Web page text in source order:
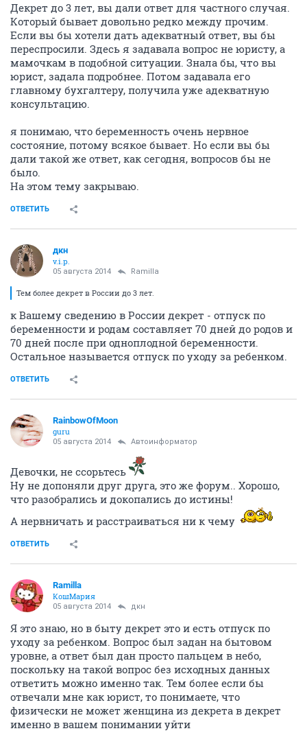
Декрет до 3 лет, вы дали ответ для частного случая.
Который бывает довольно редко между прочим.
Если вы бы хотели дать адекватный ответ, вы бы
переспросили. Здесь я задавала вопрос не юристу, а
мамочкам в подобной ситуации. Знала бы, что вы
юрист, задала подробнее. Потом задавала его
главному бухгалтеру, получила уже адекватную
консультацию.
я понимаю, что беременность очень нервное
состояние, потому всякое бывает. Но если вы бы
дали такой же ответ, как сегодня, вопросов бы не
было.
На этом тему закрываю.
ОТВЕТИТЬ
дкн
v.i.p.
05 августа 2014 Ramilla
Тем более декрет в России до 3 лет.
к Вашему сведению в России декрет - отпуск по
беременности и родам составляет 70 дней до родов и
70 дней после при одноплодной беременности.
Остальное называется отпуск по уходу за ребенком.
ОТВЕТИТЬ
RainbowOfMoon
guru
05 августа 2014 Автоинформатор
Девочки, не ссорьтесь
Ну не допоняли друг друга, это же форум.. Хорошо,
что разобрались и докопались до истины!
А нервничать и расстраиваться ни к чему
ОТВЕТИТЬ
Ramilla
КошМария
05 августа 2014 дкн
Я это знаю, но в быту декрет это и есть отпуск по
уходу за ребенком. Вопрос был задан на бытовом
уровне, а ответ был дан просто пальцем в небо,
поскольку на такой вопрос без исходных данных
ответить можно именно так. Тем более если бы
отвечали мне как юрист, то понимаете, что
физически не может женщина из декрета в декрет
именно в вашем понимании уйти